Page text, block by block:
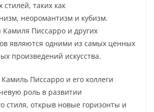
стилей, таких как
неоромантизм и кубизм.
Камиля Писсарро и других
являются одними из самых ценных
произведений искусства.
Писсарро и его коллеги
роль в развитии
стиля, открыв новые горизонты и